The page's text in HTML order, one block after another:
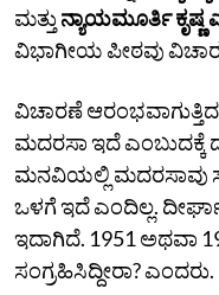
ಮತ್ತು ನ್ಯಾಯಮೂರ್ತಿ ಕೃಷ್ಣ
ವಿಭಾಗೀಯ ಪೀಠವು
ವಿಚಾರಣೆ
ಮದರಸಾ ಇದೆ ಎಂಬುದಕ್ಕೆ
ಮನವಿಯಲ್ಲಿ ಮದರಸಾವು
ಒಳಗೆ ಇದೆ ಎಂದಿಲ್ಲ.
ಇದಾಗಿದೆ. 1951 ಅಥವಾ
ಸಂಗ್ರಹಿಸಿದ್ದೀರಾ? ಎಂದರು.